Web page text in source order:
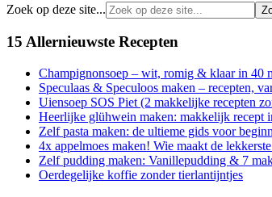
Zoek op deze site...
15 Allernieuwste Recepten
Champignonsoep – wit, romig & klaar in 40
Speculaas & Speculoos maken – recepten,
Uiensoep SOS Piet (2 makkelijke recepten
Heerlijke glühwein maken: makkelijk recept
Zelf pasta maken: de ultieme gids voor
4x appelmoes maken! Wie maakt de
Zelf pudding maken: Vanillepudding & 7
Oerdegelijke koffie zonder tierlantijntjes